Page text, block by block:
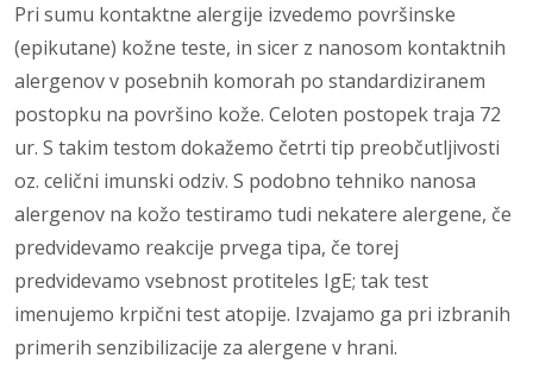
Pri sumu kontaktne alergije izvedemo po­vršinske
(epikutane) kožne teste, in sicer z nanosom kontaktnih
alergenov v posebnih komorah po standardiziranem
postopku na površino kože. Celoten postopek traja 72
ur. S takim testom dokažemo četrti tip preobčutljivosti
oz. celični imunski odziv. S po­dobno tehniko nanosa
alergenov na kožo testiramo tudi nekatere alergene, če
predvi­devamo reakcije prvega tipa, če torej
predvidevamo vsebnost protiteles IgE; tak test
imenujemo krpični test atopije. Izvajamo ga pri izbranih
primerih senzibilizacije za alergene v hrani.